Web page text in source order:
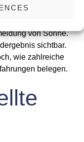
von Sonne.
sichtbar.
wie zahlreiche
belegen.